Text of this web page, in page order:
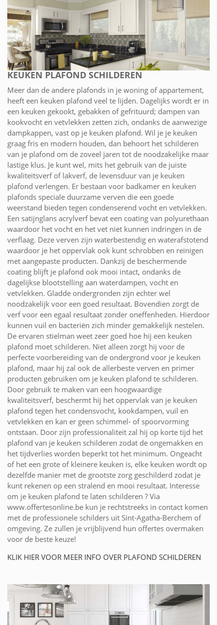
KEUKEN PLAFOND SCHILDEREN
Meer dan de andere plafonds in je woning of appartement,
heeft een keuken plafond veel te lijden. Dagelijks wordt er in
een keuken gekookt, gebakken of gefrituurd; dampen van
kookvocht en vetvlekken zetten zich, ondanks de aanwezige
dampkappen, vast op je keuken plafond. Wil je je keuken
graag fris en modern houden, dan behoort het schilderen
van je plafond om de zoveel jaren tot de noodzakelijke maar
lastige klus. Je kunt wel, mits het gebruik van de juiste
kwaliteitsverf of lakverf, de levensduur van je keuken
plafond verlengen. Er bestaan voor badkamer en keuken
plafonds speciale duurzame verven die een goede
weerstand bieden tegen condenserend vocht en vetvlekken.
Een satijnglans acrylverf bevat een coating van polyurethaan
waardoor het vocht en het vet niet kunnen indringen in de
verflaag. Deze verven zijn waterbestendig en waterafstotend
waardoor je het oppervlak ook kunt schrobben en reinigen
met aangepaste producten. Dankzij de beschermende
coating blijft je plafond ook mooi intact, ondanks de
dagelijkse blootstelling aan waterdampen, vocht en
vetvlekken. Gladde ondergronden zijn echter wel
noodzakelijk voor een goed resultaat. Bovendien zorgt de
verf voor een egaal resultaat zonder oneffenheden. Hierdoor
kunnen vuil en bacteriën zich minder gemakkelijk nestelen.
De ervaren stielman weet zeer goed hoe hij een keuken
plafond moet schilderen. Niet alleen zorgt hij voor de
perfecte voorbereiding van de ondergrond voor je keuken
plafond, maar hij zal ook de allerbeste verven en primer
producten gebruiken om je keuken plafond te schilderen.
Door gebruik te maken van een hoogwaardige
kwaliteitsverf, beschermt hij het oppervlak van je keuken
plafond tegen het condensvocht, kookdampen, vuil en
vetvlekken en kan er geen schimmel- of spoorvorming
ontstaan. Door zijn professionaliteit zal hij op korte tijd het
plafond van je keuken schilderen zodat de ongemakken en
het tijdverlies worden beperkt tot het minimum. Ongeacht
of het een grote of kleinere keuken is, elke keuken wordt op
dezelfde manier met de grootste zorg geschilderd zodat je
kunt rekenen op een stralend en mooi resultaat. Interesse
om je keuken plafond te laten schilderen ? Via
www.offertesonline.be kun je rechtstreeks in contact komen
met de professionele schilders uit Sint-Agatha-Berchem of
omgeving. Ze zullen je vrijblijvend hun offertes overmaken
voor de beste keuze!
KLIK HIER VOOR MEER INFO OVER PLAFOND SCHILDEREN